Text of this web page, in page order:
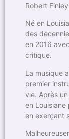
Robert
Né en
des
en 2016
critique.
La musique
premier
vie. Après
en
en exerçant